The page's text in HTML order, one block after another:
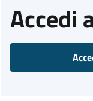
Accedi